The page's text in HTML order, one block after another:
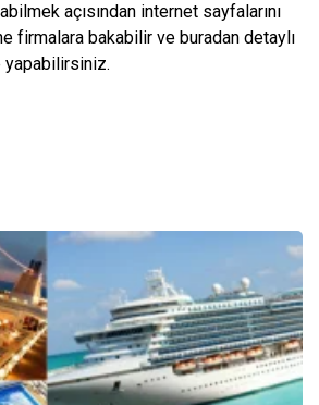
açısından internet sayfalarını
firmalara bakabilir ve buradan detaylı